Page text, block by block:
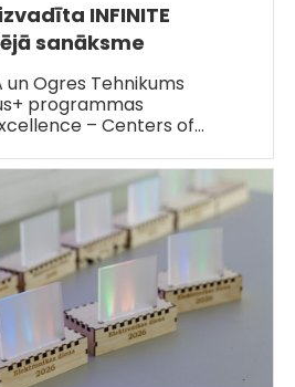
INFINITE
sanāksme
un Ogres Tehnikums
programmas
– Centers of…